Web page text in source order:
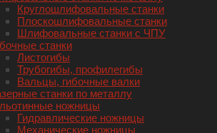
Круглошлифовальные станки
Плоскошлифовальные станки
Шлифовальные станки с ЧПУ
станки
Листогибы
Трубогибы, профилегибы
Вальцы, гибочные валки
станки по металлу
ножницы
Гидравлические ножницы
Механические ножницы